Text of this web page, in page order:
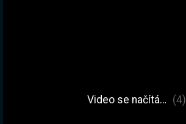
Video se načítá… (4)